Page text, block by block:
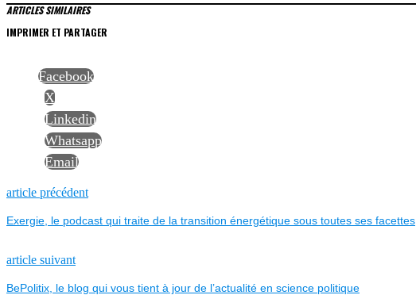
ARTICLES SIMILAIRES
IMPRIMER ET PARTAGER
Facebook
X
Linkedin
Whatsapp
Email
NAVIGATION
DE
L’ARTICLE
article précédentPrevious
Exergie, le podcast qui traite de la transition énergétique sous toutes ses facettes
article suivantNext
BePolitix, le blog qui vous tient à jour de l’actualité en science politique